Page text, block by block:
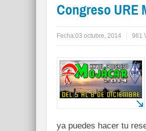
Congreso URE
Fecha:03 octubre, 2014 961
ya puedes hacer tu